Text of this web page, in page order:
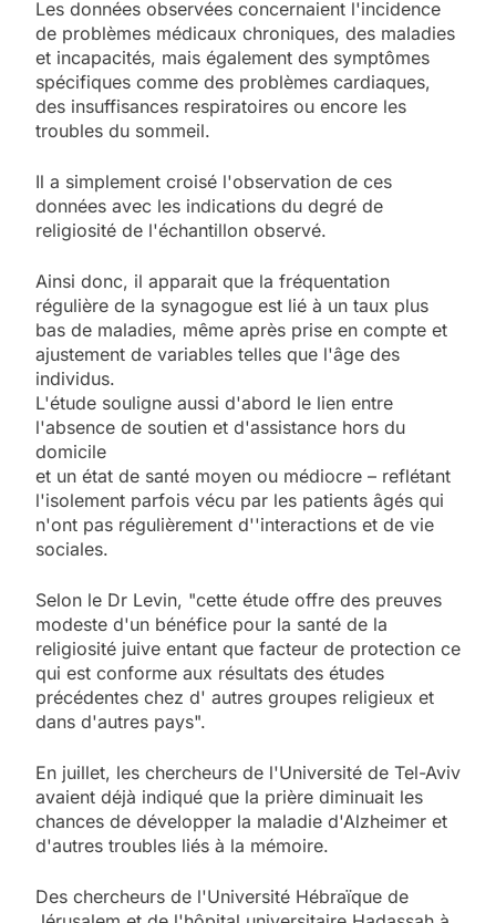
Les données observées concernaient l'incidence
de problèmes médicaux chroniques, des maladies
et incapacités, mais également des symptômes
spécifiques comme des problèmes cardiaques,
des insuffisances respiratoires ou encore les
troubles du sommeil.
Il a simplement croisé l'observation de ces
données avec les indications du degré de
religiosité de l'échantillon observé.
Ainsi donc, il apparait que la fréquentation
régulière de la synagogue est lié à un taux plus
bas de maladies, même après prise en compte et
ajustement de variables telles que l'âge des
individus.
L'étude souligne aussi d'abord le lien entre
l'absence de soutien et d'assistance hors du
domicile
et un état de santé moyen ou médiocre – reflétant
l'isolement parfois vécu par les patients âgés qui
n'ont pas régulièrement d''interactions et de vie
sociales.
Selon le Dr Levin, "cette étude offre des preuves
modeste d'un bénéfice pour la santé de la
religiosité juive entant que facteur de protection ce
qui est conforme aux résultats des études
précédentes chez d' autres groupes religieux et
dans d'autres pays".
En juillet, les chercheurs de l'Université de Tel-Aviv
avaient déjà indiqué que la prière diminuait les
chances de développer la maladie d'Alzheimer et
d'autres troubles liés à la mémoire.
Des chercheurs de l'Université Hébraïque de